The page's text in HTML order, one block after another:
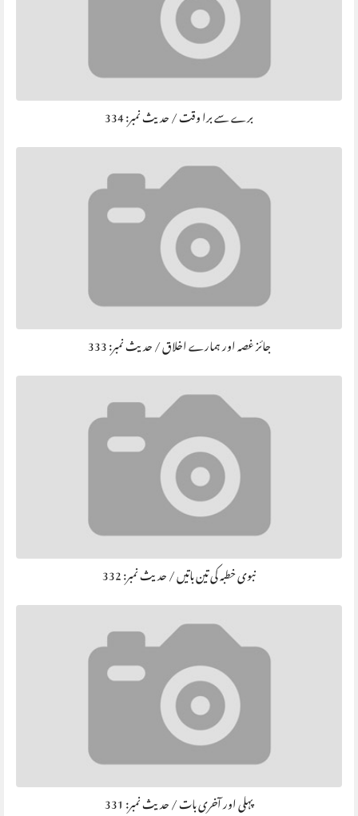
برے سے برا وقت / حديث نمبر: 334
جائز غصہ اور ہمارے اخلاق / حديث نمبر: 333
نبوی خطبہ کی تین باتیں / حديث نمبر: 332
پہلی اور آخری بات / حديث نمبر: 331